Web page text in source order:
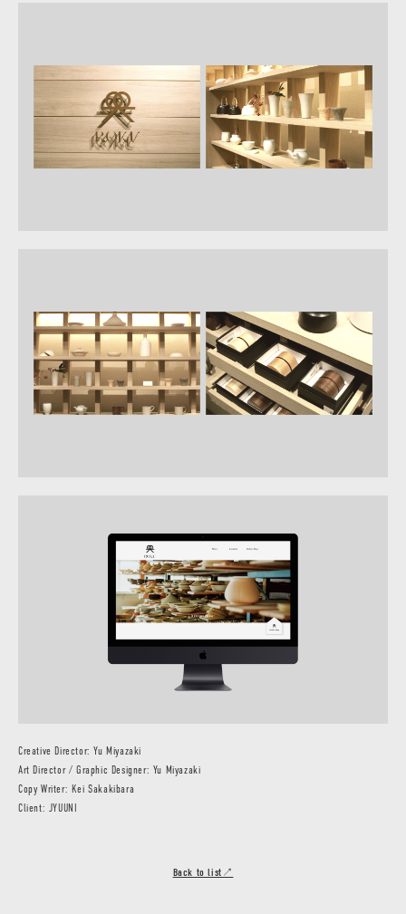
Creative Director: Yu Miyazaki
Art Director / Graphic Designer: Yu Miyazaki
Copy Writer: Kei Sakakibara
Client: JYUUNI
Back to list↗︎